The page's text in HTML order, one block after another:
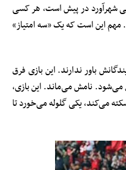
شهرآورد در پیش است، هر کسی
مهم این است که یک «سه امتیاز»
باور ندارند. این بازی فرق
می‌شود. نامش می‌ماند. این بازی،
می‌کند، یکی گلوله می‌خورد تا